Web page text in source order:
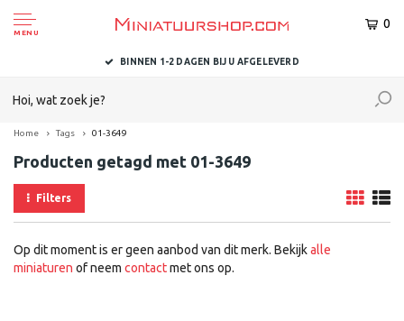
MENU
0
BINNEN 1-2 DAGEN BIJ U AFGELEVERD
Home Tags 01-3649
Producten getagd met 01-3649
Filters
Op dit moment is er geen aanbod van dit merk. Bekijkalle
miniaturen of neem contactmet ons op.